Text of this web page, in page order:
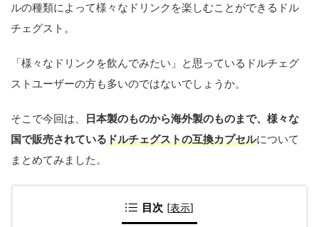
ルの種類によって様々なドリンクを楽しむことができるドル
チェグスト。
「様々なドリンクを飲んでみたい」と思っているドルチェグ
ストユーザーの方も多いのではないでしょうか。
そこで今回は、
日本製のものから海外製のものまで、様々な
国で販売されているドルチェグストの互換カプセルについて
まとめてみました。
目次 [表示]